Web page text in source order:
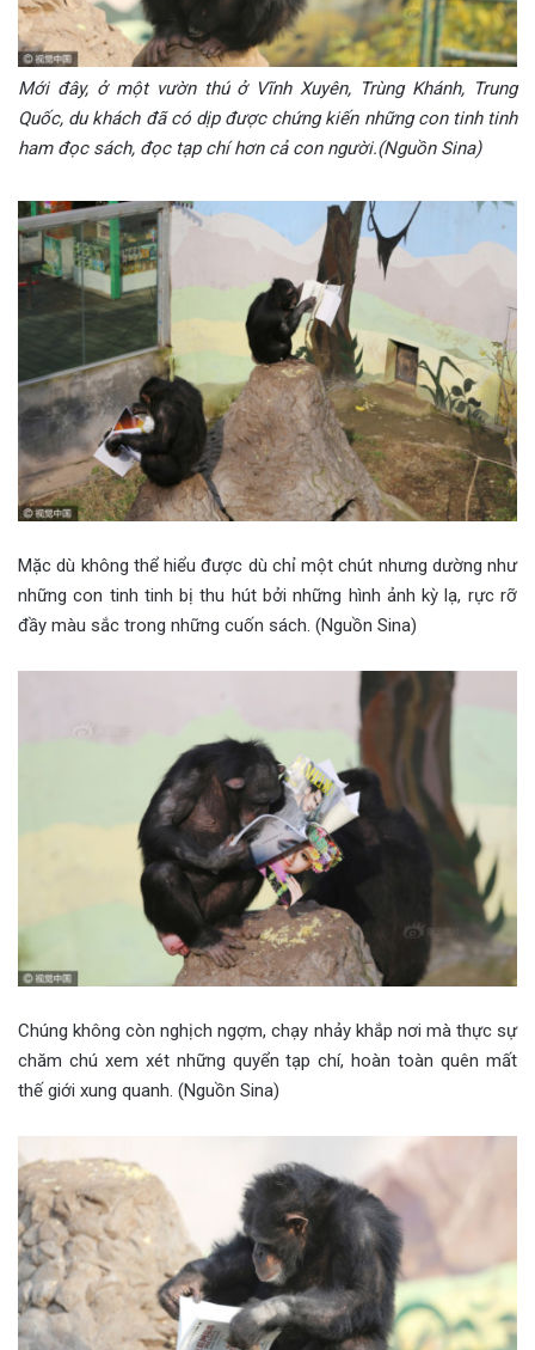
Mới đây, ở một vườn thú ở Vĩnh Xuyên, Trùng Khánh, Trung
Quốc, du khách đã có dịp được chứng kiến những con tinh tinh
ham đọc sách, đọc tạp chí hơn cả con người.(Nguồn Sina)
Mặc dù không thể hiểu được dù chỉ một chút nhưng dường như
những con tinh tinh bị thu hút bởi những hình ảnh kỳ lạ, rực rỡ
đầy màu sắc trong những cuốn sách. (Nguồn Sina)
Chúng không còn nghịch ngợm, chạy nhảy khắp nơi mà thực sự
chăm chú xem xét những quyển tạp chí, hoàn toàn quên mất
thế giới xung quanh. (Nguồn Sina)